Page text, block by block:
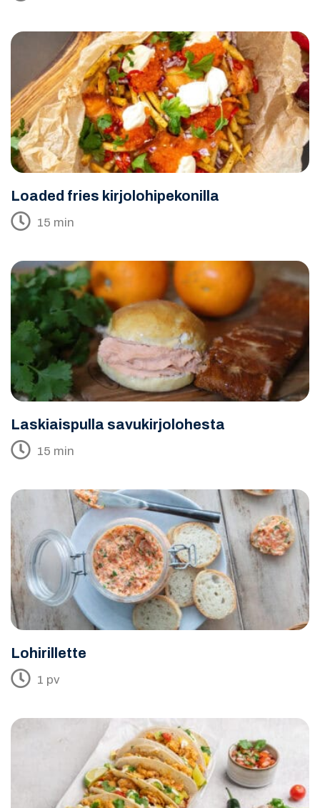
Loaded fries kirjolohipekonilla
15 min
Laskiaispulla savukirjolohesta
15 min
Lohirillette
1 pv